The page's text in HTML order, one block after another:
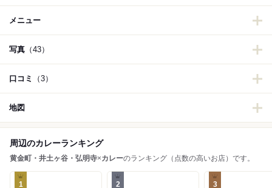
メニュー
写真 （43）
口コミ （3）
地図
周辺のカレーランキング
黄金町・井土ヶ谷・弘明寺×カレーのランキング（点数の高いお店）です。
1 2 3